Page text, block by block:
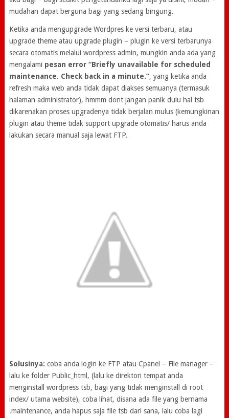
mudahan dapat berguna bagi yang sedang bingung.
Ketika anda mengupgrade Wordpres ke versi terbaru, atau
upgrade theme atau upgrade plugin – plugin ke versi terbarunya
secara otomatis melalui wordpress admin, mungkin anda ada yang
mengalami pesan error “Briefly unavailable for scheduled
maintenance. Check back in a minute.”, yang ketika anda
refresh maka web anda tidak dapat diakses semuanya (termasuk
halaman administrator), hmmm dont jangan panik dulu hal tsb
dikarenakan proses upgradenya tidak berjalan mulus (kemungkinan
plugin atau theme tidak support upgrade otomatis/ harus anda
lakukan secara manual saja lewat FTP.
Solusinya: coba anda login ke FTP atau Cpanel – File manager –
lalu ke folder Public_html, (lalu ke direktori tempat anda
menginstall wordpress tsb, bagi yang tidak menginstall di root
index/ utama website), coba lihat, disana ada file yang bernama
.maintenance, anda hapus saja file tsb dari sana, lalu coba lagi